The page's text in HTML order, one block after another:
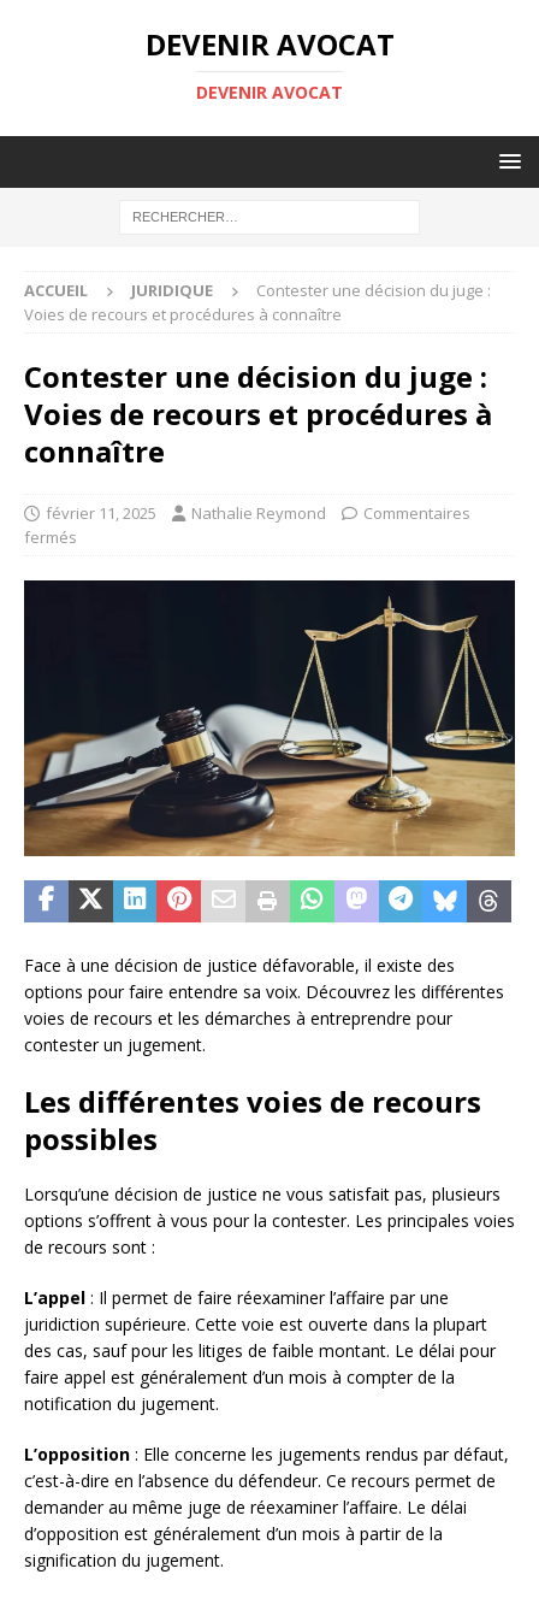
DEVENIR AVOCAT
DEVENIR AVOCAT
ACCUEIL JURIDIQUE
Contester une décision du juge :
Voies de recours et procédures à connaître
Contester une décision du juge :
Voies de recours et procédures à
connaître
février 11, 2025 Nathalie Reymond
Commentaires
fermés
Face à une décision de justice défavorable, il existe des
options pour faire entendre sa voix. Découvrez les différentes
voies de recours et les démarches à entreprendre pour
contester un jugement.
Les différentes voies de recours
possibles
Lorsqu’une décision de justice ne vous satisfait pas, plusieurs
options s’offrent à vous pour la contester. Les principales voies
de recours sont :
L’appel : Il permet de faire réexaminer l’affaire par une
juridiction supérieure. Cette voie est ouverte dans la plupart
des cas, sauf pour les litiges de faible montant. Le délai pour
faire appel est généralement d’un mois à compter de la
notification du jugement.
L’opposition : Elle concerne les jugements rendus par défaut,
c’est-à-dire en l’absence du défendeur. Ce recours permet de
demander au même juge de réexaminer l’affaire. Le délai
d’opposition est généralement d’un mois à partir de la
signification du jugement.